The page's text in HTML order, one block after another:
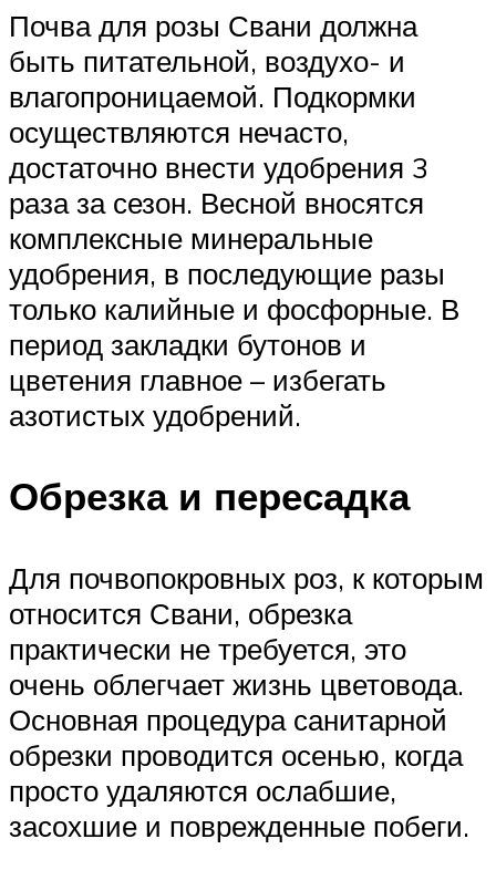
Почва для розы Свани должна
быть питательной, воздухо- и
влагопроницаемой. Подкормки
осуществляются нечасто,
достаточно внести удобрения 3
раза за сезон. Весной вносятся
комплексные минеральные
удобрения, в последующие разы
только калийные и фосфорные. В
период закладки бутонов и
цветения главное – избегать
азотистых удобрений.
Обрезка и пересадка
Для почвопокровных роз, к которым
относится Свани, обрезка
практически не требуется, это
очень облегчает жизнь цветовода.
Основная процедура санитарной
обрезки проводится осенью, когда
просто удаляются ослабшие,
засохшие и поврежденные побеги.